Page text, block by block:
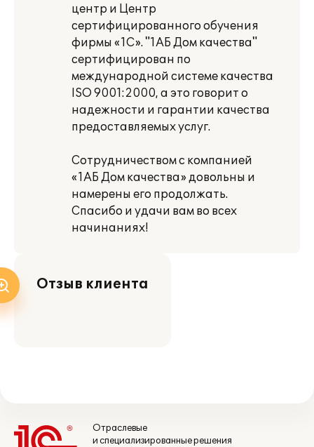
центр и Центр
сертифицированного обучения
фирмы «1С». "1АБ Дом качества"
сертифицирован по
международной системе качества
ISO 9001:2000, а это говорит о
надежности и гарантии качества
предоставляемых услуг.
Сотрудничеством с компанией
«1АБ Дом качества» довольны и
намерены его продолжать.
Спасибо и удачи вам во всех
начинаниях!
Отзыв клиента
Отраслевые
и специализированные решения